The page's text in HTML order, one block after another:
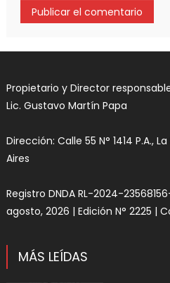
Propietario y Director
Lic. Gustavo Martín Papa
Dirección: Calle 55 N° 1414 P.A.,
Aires
Registro DNDA RL-2024-
agosto, 2026 | Edición N° 2225 |
MÁS LEÍDAS